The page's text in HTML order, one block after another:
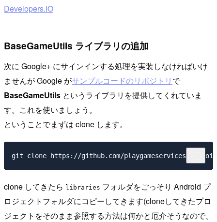
Developers.IO
BaseGameUtils ライブラリの追加
次に Google+ にサインインする処理を実装しなければいけ
ませんが Google がサンプルコードのリポジトリ で
BaseGameUtils というライブラリを提供してくれていま
す。これを使いましょう。
ということでまずは clone します。
clone してきたら libraries フォルダをごっそり Android プ
ロジェクトフォルダにコピーしてきます(cloneしてきたプロ
ジェクトをそのまま参照する方法は何かと厄介そうなので、